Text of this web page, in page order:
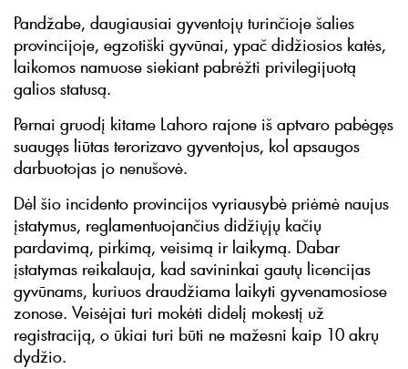
Pandžabe, daugiausiai gyventojų turinčioje šalies
provincijoje, egzotiški gyvūnai, ypač didžiosios katės,
laikomos namuose siekiant pabrėžti privilegijuotą
galios statusą.
Pernai gruodį kitame Lahoro rajone iš aptvaro pabėgęs
suaugęs liūtas terorizavo gyventojus, kol apsaugos
darbuotojas jo nenušovė.
Dėl šio incidento provincijos vyriausybė priėmė naujus
įstatymus, reglamentuojančius didžiųjų kačių
pardavimą, pirkimą, veisimą ir laikymą. Dabar
įstatymas reikalauja, kad savininkai gautų licencijas
gyvūnams, kuriuos draudžiama laikyti gyvenamosiose
zonose. Veisėjai turi mokėti didelį mokestį už
registraciją, o ūkiai turi būti ne mažesni kaip 10 akrų
dydžio.